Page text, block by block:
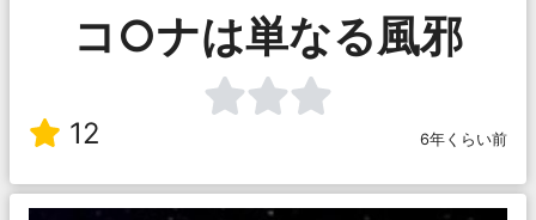
コ○ナは単なる風邪
12 6年くらい前